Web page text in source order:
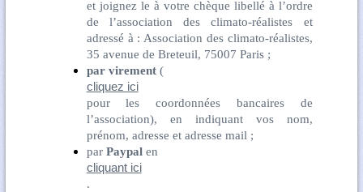
et joignez le à votre chèque libellé à l’ordre
de l’association des climato-réalistes et
adressé à : Association des climato-réalistes,
35 avenue de Breteuil, 75007 Paris ;
par virement(
cliquez ici
pour les coordonnées bancaires de
l’association), en indiquant vos nom,
prénom, adresse et adresse mail ;
par Paypal en
cliquant ici
.